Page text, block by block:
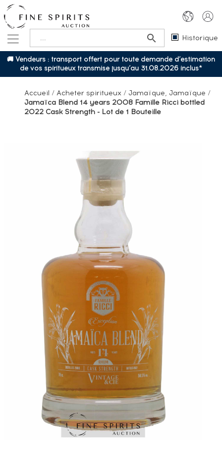
Historique
🚚 Vendeurs : transport offert pour toute demande d’estimation
de vos spiritueux transmise jusqu’au 31.08.2026 inclus*
Accueil / Acheter spiritueux / Jamaïque, Jamaïque /
Jamaïca Blend 14 years 2008 Famille Ricci bottled
2022 Cask Strength - Lot de 1 Bouteille